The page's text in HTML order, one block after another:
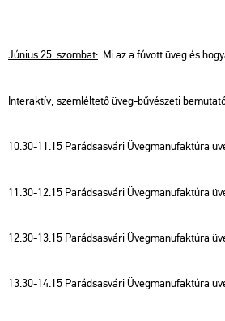
Jú­ni­us 25. szom­bat: Mi az a fú­vott üveg és
In­ter­ak­tív, szem­lél­te­tő üveg-bű­vé­sze­ti
10.30-11.15 Pa­rád­sas­vá­ri Üveg­ma­nu­fak­tú­ra
11.30-12.15 Pa­rád­sas­vá­ri Üveg­ma­nu­fak­tú­ra
12.30-13.15 Pa­rád­sas­vá­ri Üveg­ma­nu­fak­tú­ra
13.30-14.15 Pa­rád­sas­vá­ri Üveg­ma­nu­fak­tú­ra